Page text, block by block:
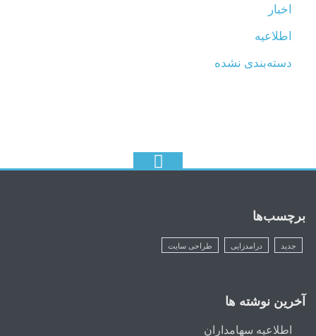
اخبار
اطلاعیه
دسته‌بندی نشده
برچسب‌ها
جدید درامدزایی طراحی سایت
آخرین نوشته ها
اطلاعیه سهامداران